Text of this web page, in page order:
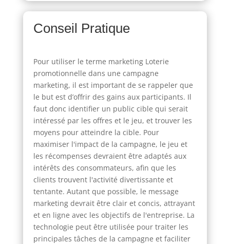
Conseil Pratique
Pour utiliser le terme marketing Loterie
promotionnelle dans une campagne
marketing, il est important de se rappeler que
le but est d’offrir des gains aux participants. Il
faut donc identifier un public cible qui serait
intéressé par les offres et le jeu, et trouver les
moyens pour atteindre la cible. Pour
maximiser l'impact de la campagne, le jeu et
les récompenses devraient être adaptés aux
intérêts des consommateurs, afin que les
clients trouvent l'activité divertissante et
tentante. Autant que possible, le message
marketing devrait être clair et concis, attrayant
et en ligne avec les objectifs de l'entreprise. La
technologie peut être utilisée pour traiter les
principales tâches de la campagne et faciliter